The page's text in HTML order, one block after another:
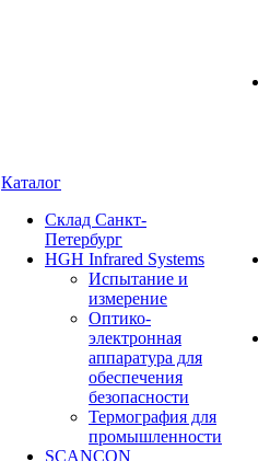
Каталог
Cклад Санкт-
Петербург
HGH Infrared Systems
Испытание и
измерение
Оптико-
электронная
аппаратура для
обеспечения
безопасности
Термография для
промышленности
SCANCON